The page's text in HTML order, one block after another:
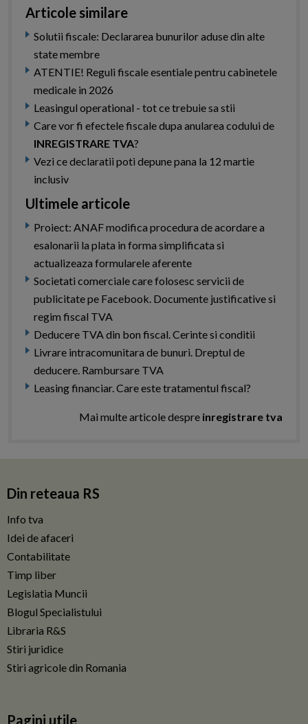
Articole similare
Solutii fiscale: Declararea bunurilor aduse din alte
state membre
ATENTIE! Reguli fiscale esentiale pentru cabinetele
medicale in 2026
Leasingul operational - tot ce trebuie sa stii
Care vor fi efectele fiscale dupa anularea codului de
INREGISTRARE TVA?
Vezi ce declaratii poti depune pana la 12 martie
inclusiv
Ultimele articole
Proiect: ANAF modifica procedura de acordare a
esalonarii la plata in forma simplificata si
actualizeaza formularele aferente
Societati comerciale care folosesc servicii de
publicitate pe Facebook. Documente justificative si
regim fiscal TVA
Deducere TVA din bon fiscal. Cerinte si conditii
Livrare intracomunitara de bunuri. Dreptul de
deducere. Rambursare TVA
Leasing financiar. Care este tratamentul fiscal?
Mai multe articole despre inregistrare tva
Din reteaua RS
Info tva
Idei de afaceri
Contabilitate
Timp liber
Legislatia Muncii
Blogul Specialistului
Libraria R&S
Stiri juridice
Stiri agricole din Romania
Pagini utile